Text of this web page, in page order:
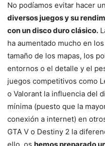
No podíamos evitar hacer
diversos juegos y su
con un disco duro clásico.
ha aumentado mucho en
tamaño de los mapas, los
entornos o el detalle y el
juegos competitivos como
o Valorant la influencia del
mínima (puesto que la
conexión a internet) en
GTA V o Destiny 2 la